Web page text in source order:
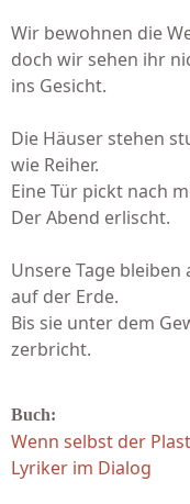
Wir bewohnen die
doch wir sehen ihr
ins Gesicht.
Die Häuser stehen
wie Reiher.
Eine Tür pickt nach
Der Abend erlischt.
Unsere Tage bleiben
auf der Erde.
Bis sie unter dem
zerbricht.
Buch:
Wenn selbst der
Lyriker im Dialog